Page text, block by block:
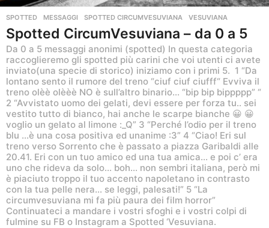
SPOTTED MESSAGGI ,SPOTTED CIRCUMVESUVIANA ,VESUVIANA
Spotted CircumVesuviana – da 0 a 5
Da 0 a 5 messaggi anonimi (spotted) In questa categoria
raccoglieremo gli spotted più carini che voi utenti ci avete
inviato(una specie di storico) iniziamo con i primi 5. 1 “Da
lontano sento il rumore del treno “ciuf ciuf ciufff“ Evviva il
treno olèè olèèè NO è sull’altro binario… “bip bip bippppp” “
2 “Avvistato uomo dei gelati, devi essere per forza tu.. sei
vestito tutto di bianco, hai anche le scarpe bianche 😀 😀
voglio un gelato al limone :_Q” 3 “Perché l’odio per il treno
blu …è una cosa positiva ed unanime :3” 4 “Ciao! Eri sul
treno verso Sorrento che è passato a piazza Garibaldi alle
20.41. Eri con un tuo amico ed una tua amica… e poi c’ era
uno che rideva da solo… boh… non sembri italiana, però mi
è piaciuto troppo il tuo accento napoletano in contrasto
con la tua pelle nera… se leggi, palesati!” 5 “La
circumvesuviana mi fa più paura dei film horror”
Continuateci a mandare i vostri sfoghi e i vostri colpi di
fulmine su FB o Instagram a Spotted ‘Vesuviana.